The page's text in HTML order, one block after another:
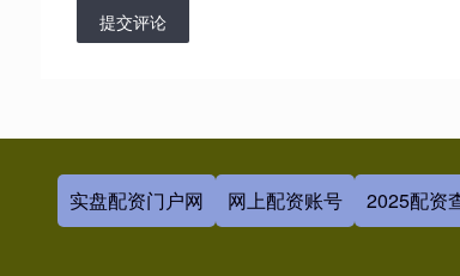
提交评论
实盘配资门户网 网上配资账号 2025配资